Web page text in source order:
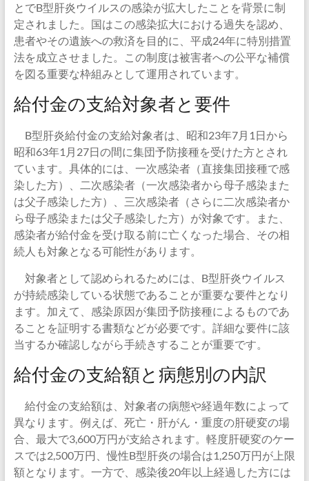
とでB型肝炎ウイルスの感染が拡大したことを背景に制
定されました。国はこの感染拡大における過失を認め、
患者やその遺族への救済を目的に、平成24年に特別措置
法を成立させました。この制度は被害者への公平な補償
を図る重要な枠組みとして運用されています。
給付金の支給対象者と要件
B型肝炎給付金の支給対象者は、昭和23年7月1日から
昭和63年1月27日の間に集団予防接種を受けた方とされ
ています。具体的には、一次感染者（直接集団接種で感
染した方）、二次感染者（一次感染者から母子感染また
は父子感染した方）、三次感染者（さらに二次感染者か
ら母子感染または父子感染した方）が対象です。また、
感染者が給付金を受け取る前に亡くなった場合、その相
続人も対象となる可能性があります。
対象者として認められるためには、B型肝炎ウイルス
が持続感染している状態であることが重要な要件となり
ます。加えて、感染原因が集団予防接種によるものであ
ることを証明する書類などが必要です。詳細な要件に該
当するか確認しながら手続きすることが重要です。
給付金の支給額と病態別の内訳
給付金の支給額は、対象者の病態や経過年数によって
異なります。例えば、死亡・肝がん・重度の肝硬変の場
合、最大で3,600万円が支給されます。軽度肝硬変のケー
スでは2,500万円、慢性B型肝炎の場合は1,250万円が上限
額となります。一方で、感染後20年以上経過した方には